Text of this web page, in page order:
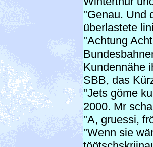
"Genau. Und
überlastete
"Achtung
Kundennähe
SBB, das
"Jets göme
2000. Mr
"A, gruessi,
"Wenn sie